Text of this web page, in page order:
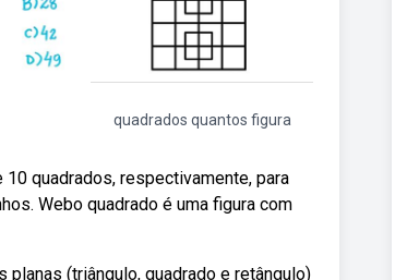
quadrados quantos figura
quadrados, respectivamente, para
Webo quadrado é uma figura com
(triângulo, quadrado e retângulo)